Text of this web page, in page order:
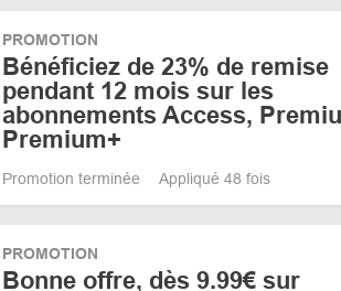
PROMOTION
Bénéficiez de 23% de remise
pendant 12 mois sur les
abonnements Access,
Premium+
Promotion terminée Appliqué 48 fois
PROMOTION
Bonne offre, dès 9.99€ sur